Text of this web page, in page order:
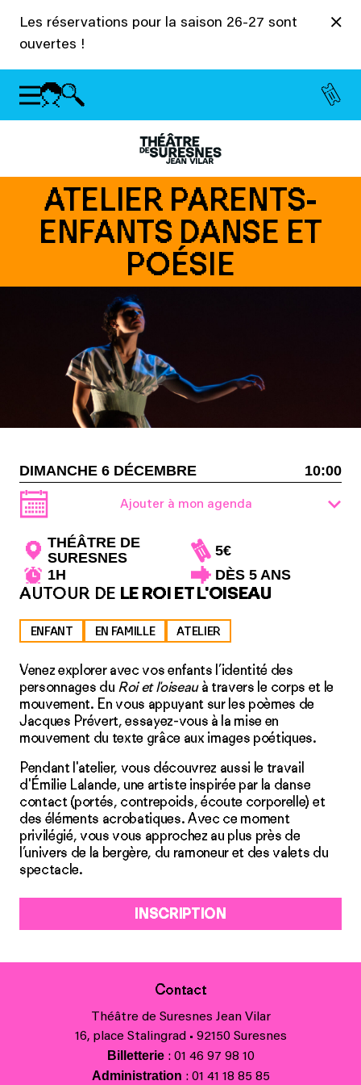
Les réservations pour la saison 26-27 sont
ouvertes !
ATELIER PARENTS-
ENFANTS DANSE ET
POÉSIE
DIMANCHE 6 DÉCEMBRE 10:00
Ajouter à mon agenda
THÉÂTRE DE
SURESNES
5€
1H
DÈS 5 ANS
AUTOUR DE LE ROI ET L'OISEAU
ENFANT EN FAMILLE ATELIER
Venez explorer avec vos enfants l’identité des
personnages du Roi et l'oiseauà travers le corps et le
mouvement. En vous appuyant sur les poèmes de
Jacques Prévert, essayez-vous à la mise en
mouvement du texte grâce aux images poétiques.
Pendant l'atelier, vous découvrez aussi le travail
d'Émilie Lalande, une artiste inspirée par la danse
contact (portés, contrepoids, écoute corporelle) et
des éléments acrobatiques. Avec ce moment
privilégié, vous vous approchez au plus près de
l’univers de la bergère, du ramoneur et des valets du
spectacle.
INSCRIPTION
Contact
Théâtre de Suresnes Jean Vilar
16, place Stalingrad • 92150 Suresnes
Billetterie: 01 46 97 98 10
Administration : 01 41 18 85 85